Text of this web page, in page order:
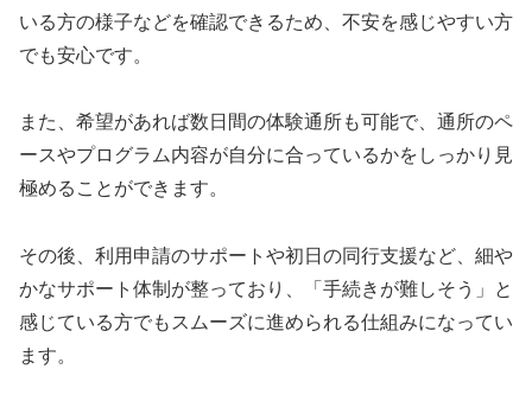
いる方の様子などを確認できるため、不安を感じやすい方
でも安心です。
また、希望があれば数日間の体験通所も可能で、通所のペ
ースやプログラム内容が自分に合っているかをしっかり見
極めることができます。
その後、利用申請のサポートや初日の同行支援など、細や
かなサポート体制が整っており、「手続きが難しそう」と
感じている方でもスムーズに進められる仕組みになってい
ます。